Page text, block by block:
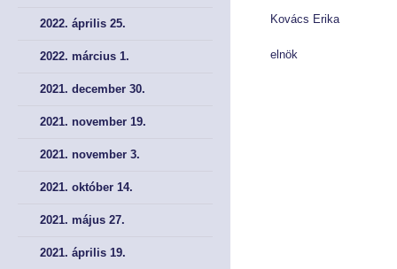
Biztosítás
Pénztár
NYOMTATVÁNYOK
Biztosítás
Pénztár
NYOMTATVÁNYOK
2022. április 25.
2022. március 1.
2021. december 30.
2021. november 19.
2021. november 3.
2021. október 14.
2021. május 27.
2021. április 19.
Kovács Erika
elnök